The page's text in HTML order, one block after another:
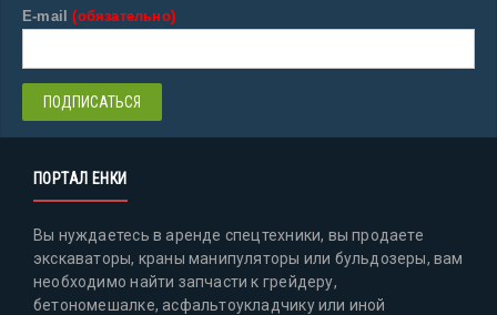
E-mail(обязательно)
ПОРТАЛ ЕНКИ
Вы нуждаетесь в аренде спецтехники, вы продаете
экскаваторы, краны манипуляторы или бульдозеры, вам
необходимо найти запчасти к грейдеру,
бетономешалке, асфальтоукладчику или иной